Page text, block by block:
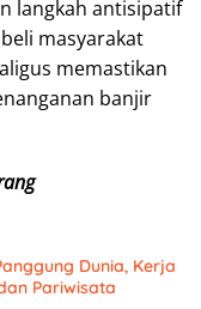
langkah antisipatif
masyarakat
memastikan
banjir
Dunia, Kerja
Pariwisata